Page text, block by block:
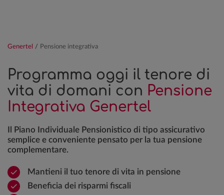
Genertel / Pensione integrativa
Programma oggi il tenore di
vita di domani con Pensione
Integrativa Genertel
Il Piano Individuale Pensionistico di tipo assicurativo
semplice e conveniente pensato per la tua pensione
complementare.
Mantieni il tuo tenore di vita in pensione
Beneficia dei risparmi fiscali